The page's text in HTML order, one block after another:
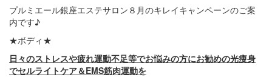
プルミエール銀座エステサロン８月のキレイキャンペーンのご案
内です♪
★ボディ★
日々のストレスや疲れ運動不足等でお悩みの方にお勧めの光痩身
でセルライトケア＆EMS筋肉運動を